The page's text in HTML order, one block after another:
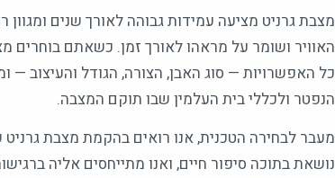
מצבת גרניט מציעה עמידות גבוהה לאורך שנים ומגוון
האוויר ושומר על מראהו לאורך זמן. כשאתם בוחרים
כל האפשרויות — סוג האבן, הצורה, הגודל והעיצוב
הנפטר ולכללי בית העלמין שבו תוקם המצבה.
מעבר לבחירה הטכנית, אנו רואים בהקמת מצבת
נושאת בתוכה סיפור חיים, ואנו מתייחסים אליה